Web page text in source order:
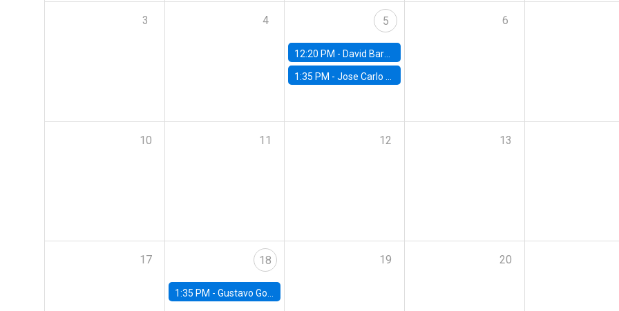
3 4 5
12:20 PM - David Bardey, Universidad de los Andes - CEDE
1:35 PM -Jose Carlo Bermudez, UC (ME) & World Bank
6
10 11 12 13
17 18
1:35 PM - Gustavo González, Banco Central de Chile
19 20